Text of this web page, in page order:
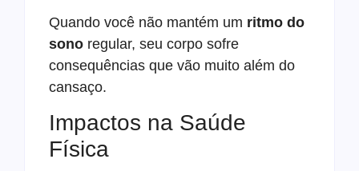
Quando você não mantém um ritmo do
sono regular, seu corpo sofre
consequências que vão muito além do
cansaço.
Impactos na Saúde
Física